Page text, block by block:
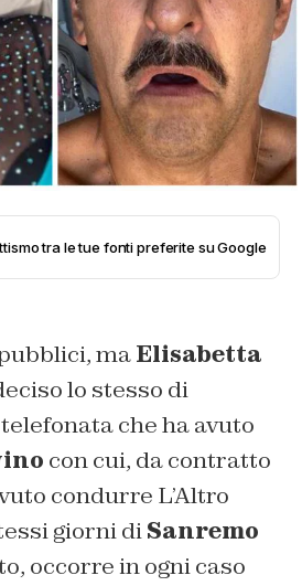
tra le tue fonti preferite su Google
maElisabetta
lo stesso di
che ha avuto
con cui, da contratto
condurre L’Altro
giorni diSanremo
occorre in ogni caso